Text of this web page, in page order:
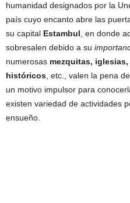
humanidad designados por la
país cuyo encanto abre las
su capital Estambul, en donde
sobresalen debido a su
numerosas mezquitas,
históricos, etc., valen la pena
un motivo impulsor para
existen variedad de actividades
ensueño.